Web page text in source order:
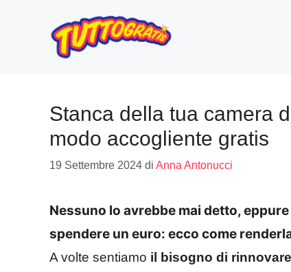
contenuto
Stanca della tua camera
modo accogliente gratis
19 Settembre 2024 di Anna Antonucci
Nessuno lo avrebbe mai detto,
spendere un euro: ecco come
A volte sentiamo il bisogno di